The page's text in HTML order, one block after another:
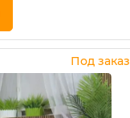
Под заказ